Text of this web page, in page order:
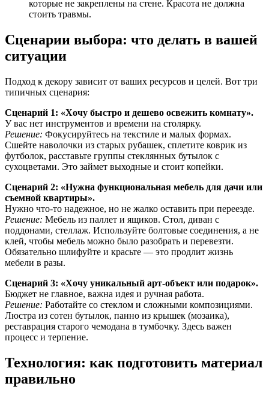
которые не закреплены на стене. Красота не должна
стоить травмы.
Сценарии выбора: что делать в вашей
ситуации
Подход к декору зависит от ваших ресурсов и целей. Вот три
типичных сценария:
Сценарий 1: «Хочу быстро и дешево освежить комнату».
У вас нет инструментов и времени на столярку.
Решение: Фокусируйтесь на текстиле и малых формах.
Сшейте наволочки из старых рубашек, сплетите коврик из
футболок, расставьте группы стеклянных бутылок с
сухоцветами. Это займет выходные и стоит копейки.
Сценарий 2: «Нужна функциональная мебель для дачи или
съемной квартиры».
Нужно что-то надежное, но не жалко оставить при переезде.
Решение: Мебель из паллет и ящиков. Стол, диван с
поддонами, стеллаж. Используйте болтовые соединения, а не
клей, чтобы мебель можно было разобрать и перевезти.
Обязательно шлифуйте и красьте — это продлит жизнь
мебели в разы.
Сценарий 3: «Хочу уникальный арт-объект или подарок».
Бюджет не главное, важна идея и ручная работа.
Решение: Работайте со стеклом и сложными композициями.
Люстра из сотен бутылок, панно из крышек (мозаика),
реставрация старого чемодана в тумбочку. Здесь важен
процесс и терпение.
Технология: как подготовить материал
правильно